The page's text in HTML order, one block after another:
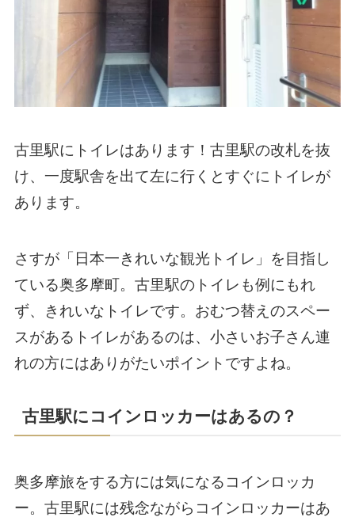
古里駅にトイレはあります！古里駅の改札を抜
け、一度駅舎を出て左に行くとすぐにトイレが
あります。
さすが「日本一きれいな観光トイレ」を目指し
ている奥多摩町。古里駅のトイレも例にもれ
ず、きれいなトイレです。おむつ替えのスペー
スがあるトイレがあるのは、小さいお子さん連
れの方にはありがたいポイントですよね。
古里駅にコインロッカーはあるの？
奥多摩旅をする方には気になるコインロッカ
ー。古里駅には残念ながらコインロッカーはあ